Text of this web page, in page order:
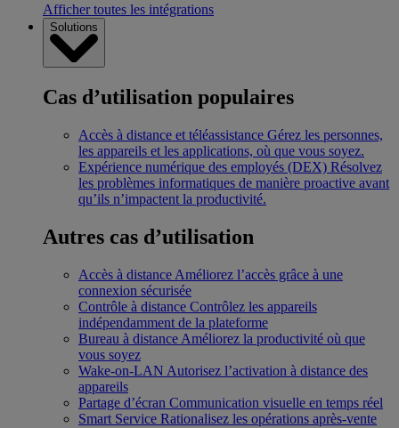
Afficher toutes les intégrations
Solutions
Cas d’utilisation populaires
Accès à distance et téléassistance Gérez les personnes,
les appareils et les applications, où que vous soyez.
Expérience numérique des employés (DEX) Résolvez
les problèmes informatiques de manière proactive avant
qu’ils n’impactent la productivité.
Autres cas d’utilisation
Accès à distance Améliorez l’accès grâce à une
connexion sécurisée
Contrôle à distance Contrôlez les appareils
indépendamment de la plateforme
Bureau à distance Améliorez la productivité où que
vous soyez
Wake-on-LAN Autorisez l’activation à distance des
appareils
Partage d’écran Communication visuelle en temps réel
Smart Service Rationalisez les opérations après-vente